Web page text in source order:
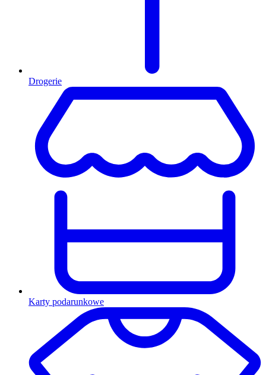
Drogerie
Karty podarunkowe